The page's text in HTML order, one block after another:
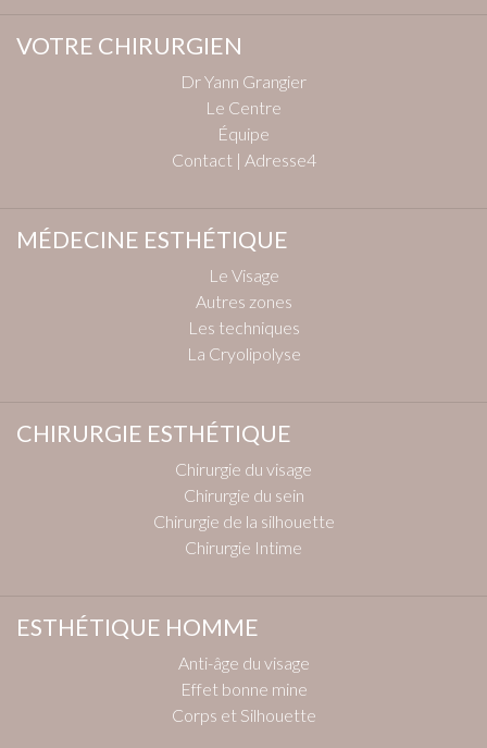
VOTRE CHIRURGIEN
Dr Yann Grangier
Le Centre
Équipe
Contact | Adresse4
MÉDECINE ESTHÉTIQUE
Le Visage
Autres zones
Les techniques
La Cryolipolyse
CHIRURGIE ESTHÉTIQUE
Chirurgie du visage
Chirurgie du sein
Chirurgie de la silhouette
Chirurgie Intime
ESTHÉTIQUE HOMME
Anti-âge du visage
Effet bonne mine
Corps et Silhouette